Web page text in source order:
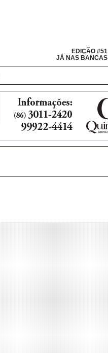
EDIÇÃO #51
JÁ NAS BANCAS